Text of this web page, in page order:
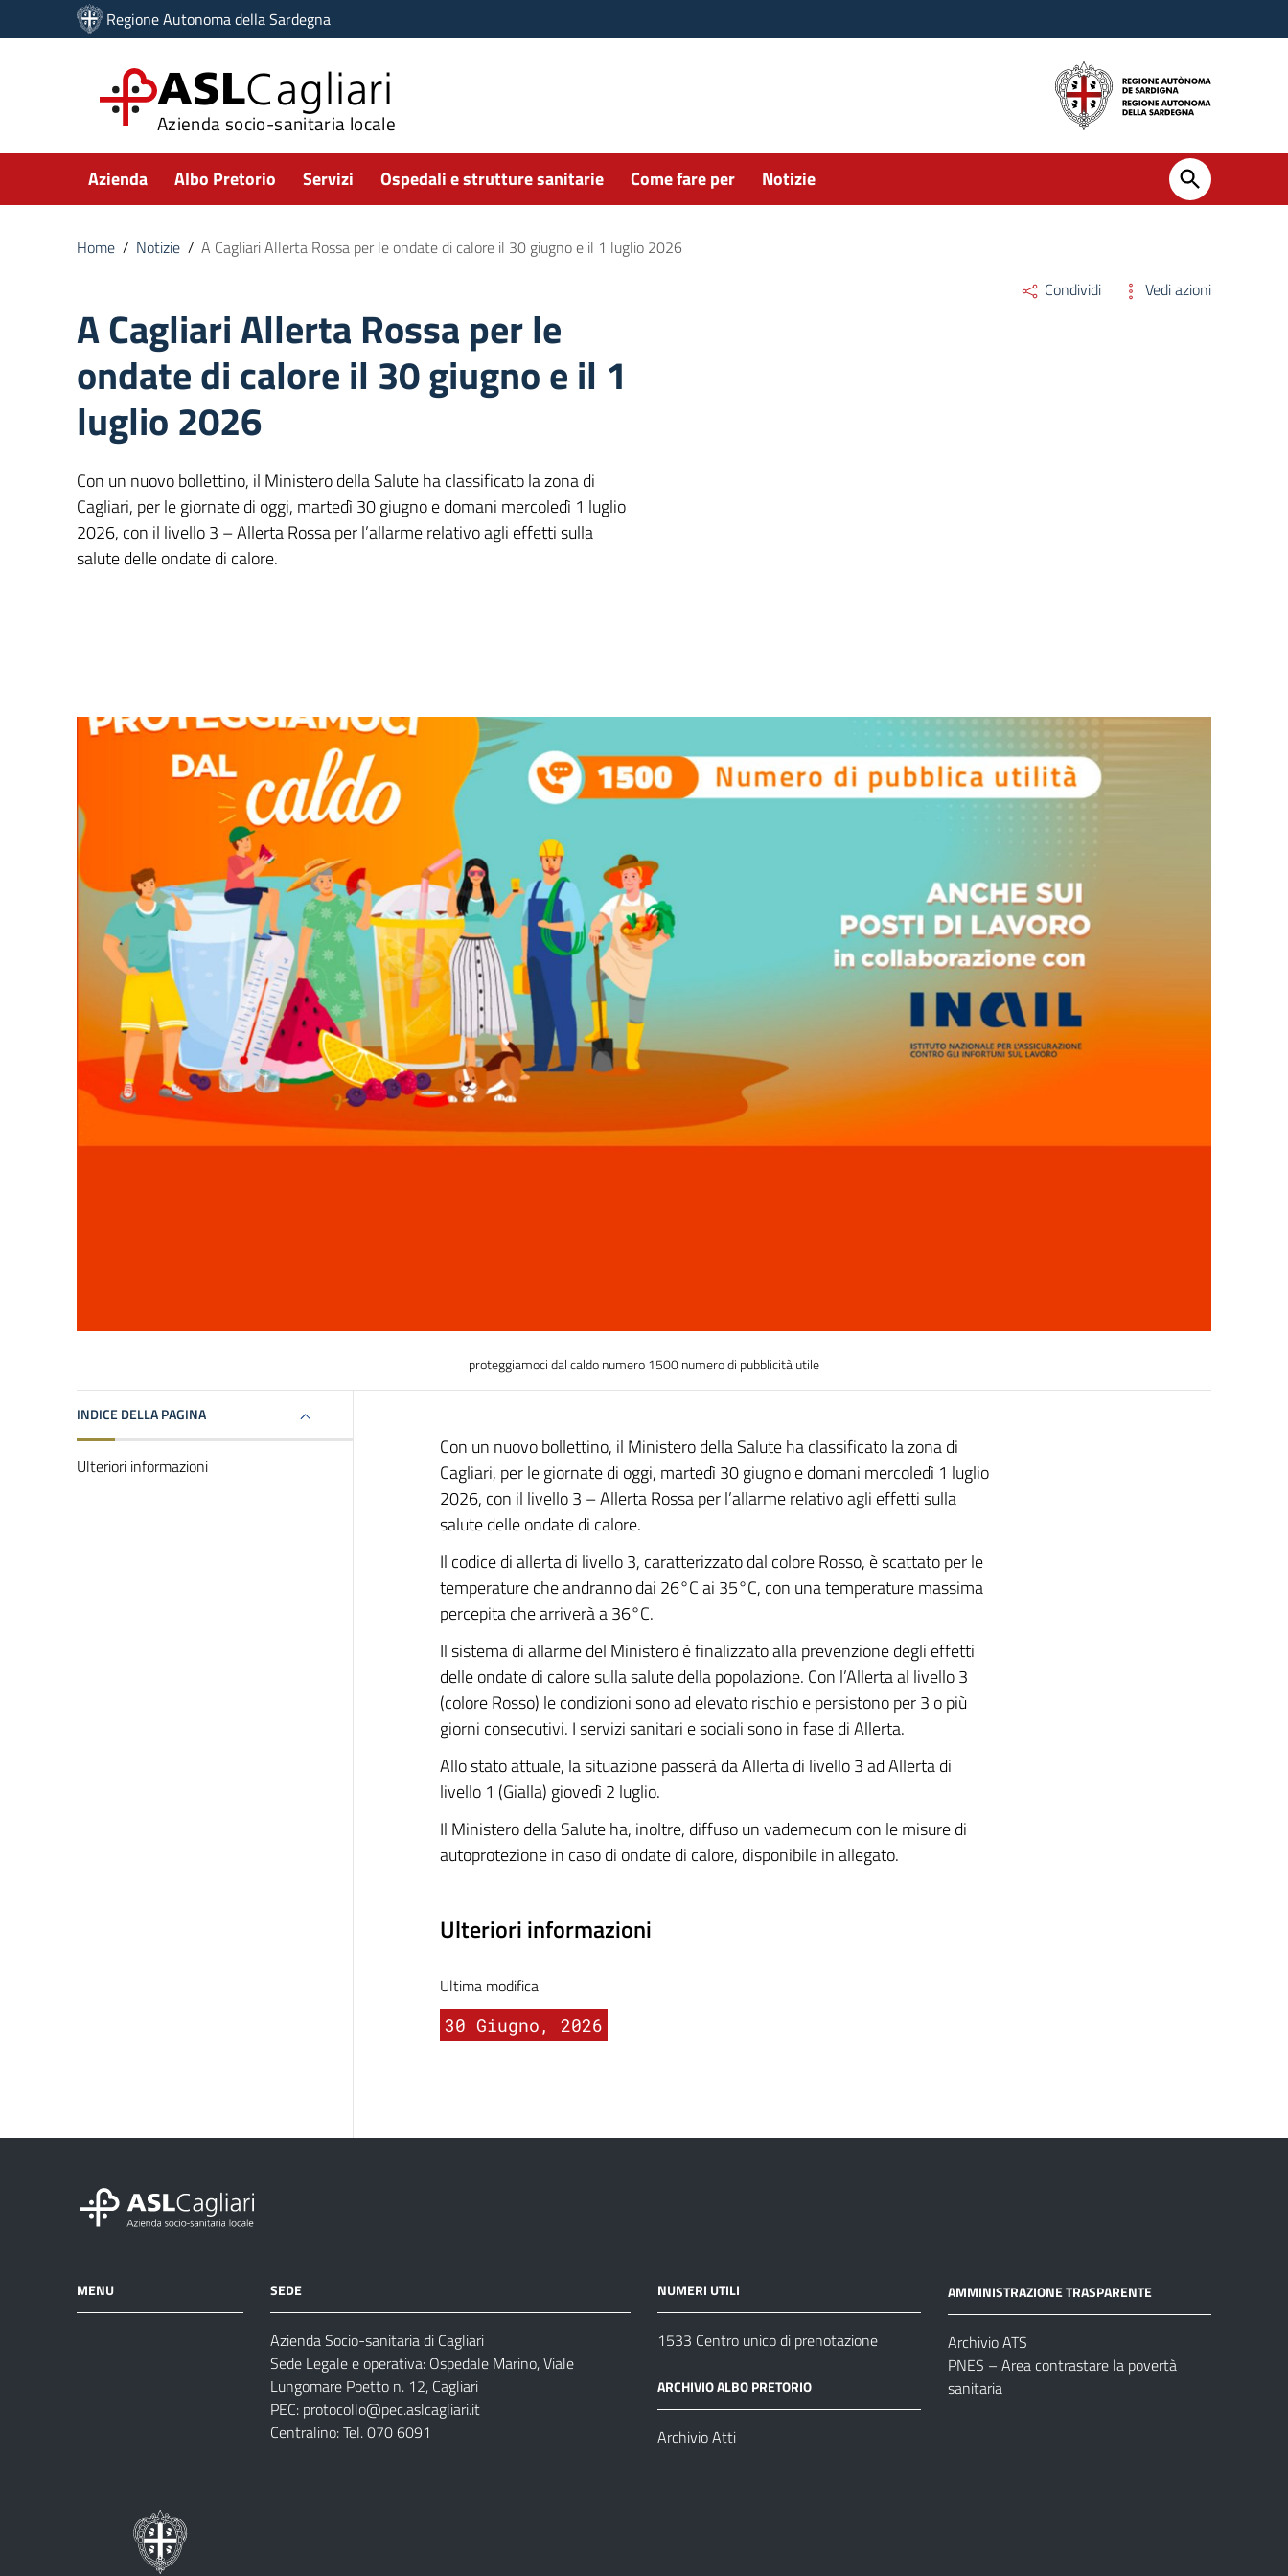
Vai ai contenuti
Vai al menu di navigazione
Regione Autonoma della Sardegna
ASLCagliari
Azienda socio-sanitaria locale
Submenu
Azienda Albo Pretorio Servizi Ospedali e strutture sanitarie Come fare per Notizie
Home / Notizie / A Cagliari Allerta Rossa per le ondate di calore il 30 giugno e il 1 luglio 2026
A Cagliari Allerta Rossa per le
ondate di calore il 30 giugno e il 1
luglio 2026
Con un nuovo bollettino, il Ministero della Salute ha classificato la zona di
Cagliari, per le giornate di oggi, martedì 30 giugno e domani mercoledì 1 luglio
2026, con il livello 3 – Allerta Rossa per l’allarme relativo agli effetti sulla
salute delle ondate di calore.
Condividi Vedi azioni
proteggiamoci dal caldo numero 1500 numero di pubblicità utile
INDICE DELLA PAGINA
Ulteriori informazioni
Con un nuovo bollettino, il Ministero della Salute ha classificato la zona di
Cagliari, per le giornate di oggi, martedì 30 giugno e domani mercoledì 1 luglio
2026, con il livello 3 – Allerta Rossa per l’allarme relativo agli effetti sulla
salute delle ondate di calore.
Il codice di allerta di livello 3, caratterizzato dal colore Rosso, è scattato per le
temperature che andranno dai 26°C ai 35°C, con una temperature massima
percepita che arriverà a 36°C.
Il sistema di allarme del Ministero è finalizzato alla prevenzione degli effetti
delle ondate di calore sulla salute della popolazione. Con l’Allerta al livello 3
(colore Rosso) le condizioni sono ad elevato rischio e persistono per 3 o più
giorni consecutivi. I servizi sanitari e sociali sono in fase di Allerta.
Allo stato attuale, la situazione passerà da Allerta di livello 3 ad Allerta di
livello 1 (Gialla) giovedì 2 luglio.
Il Ministero della Salute ha, inoltre, diffuso un vademecum con le misure di
autoprotezione in caso di ondate di calore, disponibile in allegato.
Ulteriori informazioni
Ultima modifica
30 Giugno, 2026
MENU SEDE
Azienda Socio-sanitaria di Cagliari
Sede Legale e operativa: Ospedale Marino, Viale
Lungomare Poetto n. 12, Cagliari
PEC: protocollo@pec.aslcagliari.it
Centralino: Tel. 070 6091
NUMERI UTILI
1533 Centro unico di prenotazione
ARCHIVIO ALBO PRETORIO
Archivio Atti
AMMINISTRAZIONE TRASPARENTE
Archivio ATS
PNES – Area contrastare la povertà
sanitaria